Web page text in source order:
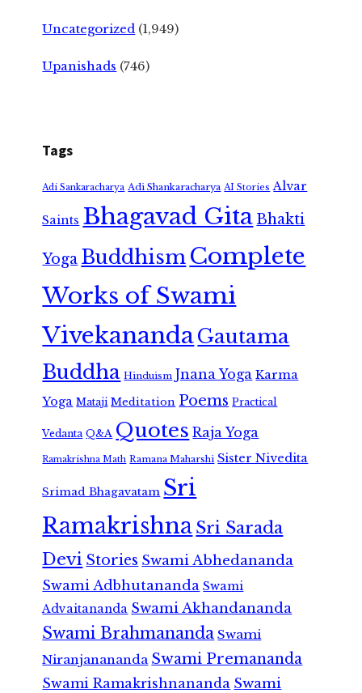
Uncategorized (1,949)
Upanishads (746)
Tags
Adi Sankaracharya Adi Shankaracharya AI Stories Alvar
Saints Bhagavad GitaBhakti
Yoga Buddhism Complete
Works of Swami
VivekanandaGautama
Buddha Hinduism Jnana Yoga Karma
Yoga Mataji Meditation Poems Practical
Vedanta Q&A Quotes Raja Yoga
Ramakrishna Math Ramana Maharshi Sister Nivedita
Srimad Bhagavatam Sri
RamakrishnaSri Sarada
Devi Stories Swami Abhedananda
Swami Adbhutananda Swami
Advaitananda Swami Akhandananda
Swami Brahmananda Swami
Niranjanananda Swami Premananda
Swami Ramakrishnananda Swami